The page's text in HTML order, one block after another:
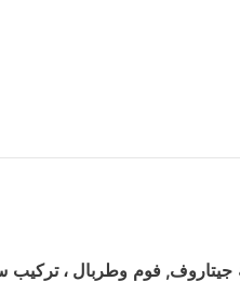
فوم وطربال ، تركيب